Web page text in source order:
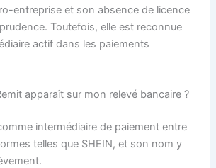
entreprise et son absence de licence
Toutefois, elle est reconnue
actif dans les paiements
apparaît sur mon relevé bancaire ?
intermédiaire de paiement entre
telles que SHEIN, et son nom y